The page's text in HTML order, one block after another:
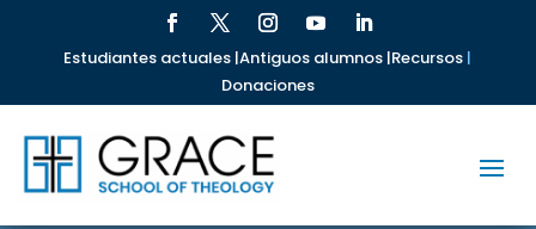
Estudiantes actuales |Antiguos alumnos |Recursos |
Donaciones